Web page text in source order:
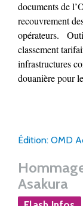
documents de
recouvrement
opérateurs.
classement
infrastructures
douanière pour
Édition: OMD
Asakura